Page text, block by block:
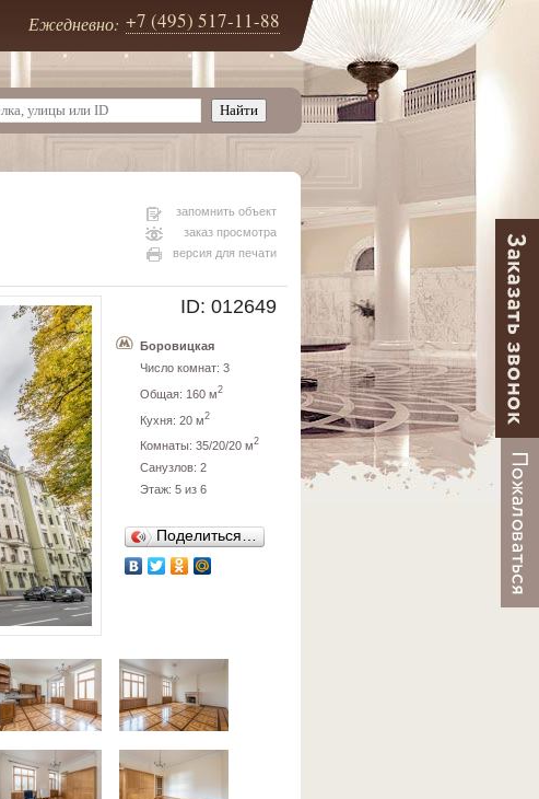
Ежедневно: +7 (495) 517-11-88
запомнить объект
заказ просмотра
версия для печати
ID: 012649
Боровицкая
Число комнат: 3
Общая: 160 м2
Кухня: 20 м2
Комнаты: 35/20/20 м2
Санузлов: 2
Этаж: 5 из 6
Поделиться…